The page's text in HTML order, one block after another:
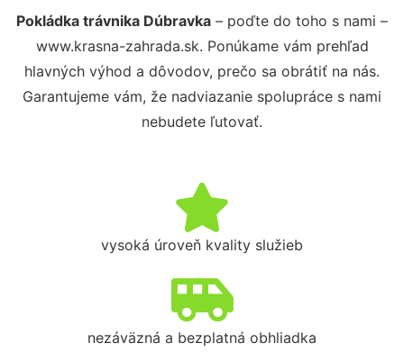
Pokládka trávnika Dúbravka – poďte do toho s nami –
www.krasna-zahrada.sk. Ponúkame vám prehľad
hlavných výhod a dôvodov, prečo sa obrátiť na nás.
Garantujeme vám, že nadviazanie spolupráce s nami
nebudete ľutovať.
vysoká úroveň kvality služieb
nezáväzná a bezplatná obhliadka